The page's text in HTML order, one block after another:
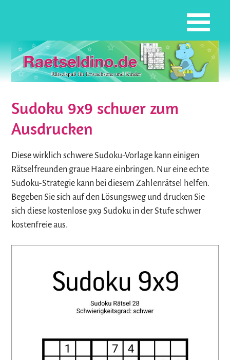
Sudoku 9x9 schwer zum
Ausdrucken
Diese wirklich schwere Sudoku-Vorlage kann einigen
Rätselfreunden graue Haare einbringen. Nur eine echte
Sudoku-Strategie kann bei diesem Zahlenrätsel helfen.
Begeben Sie sich auf den Lösungsweg und drucken Sie
sich diese kostenlose 9x9 Sudoku in der Stufe schwer
kostenfreie aus.